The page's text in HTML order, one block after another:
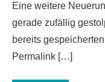
Kommentare
Eine weitere
gerade zufällig
bereits
Permalink […]